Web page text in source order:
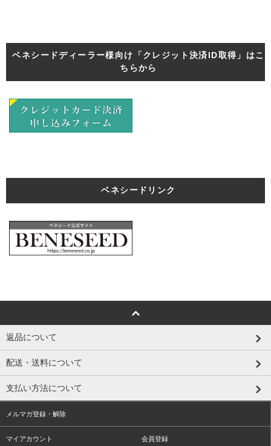
ベネシードディーラー様向け「クレジット決済ID取得」はこ
ちらから
ベネシードリンク
返品について
配送・送料について
支払い方法について
メルマガ登録・解除
マイアカウント 会員登録